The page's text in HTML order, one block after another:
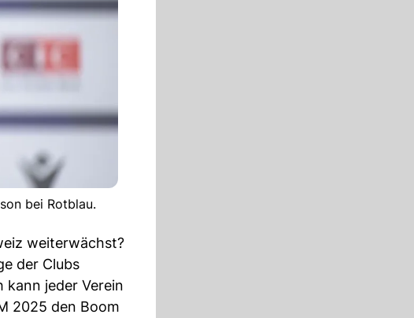
bei Rotblau.
weiterwächst?
der Clubs
kann jeder Verein
2025 den Boom